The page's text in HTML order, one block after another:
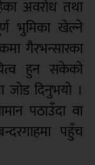
अवरोध तथा
भुमिका खेल्ने
गैरभन्सारका
हुन सकेको
जोड दिनुभयो ।
पठाउँदा वा
पहुँच